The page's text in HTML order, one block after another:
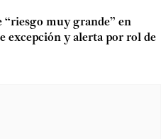
muy grande” en
excepción y alerta por rol de